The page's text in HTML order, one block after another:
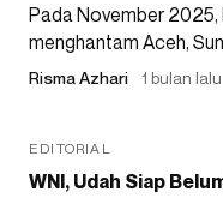
Pada November
menghantam Aceh,
Risma Azhari 1 bulan lalu
EDITORIAL
WNI, Udah Siap